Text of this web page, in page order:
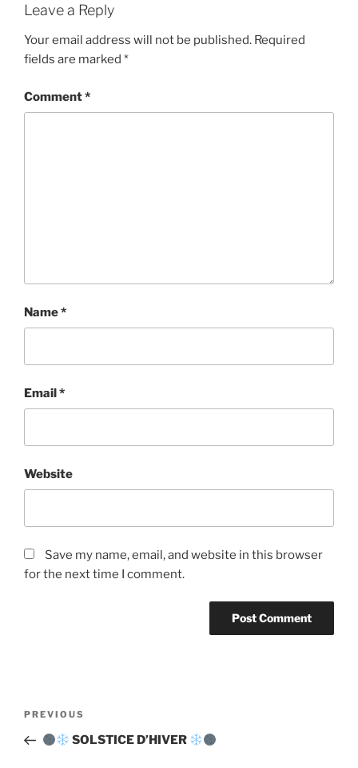
Leave a Reply
Your email address will not be published. Required
fields are marked *
Comment*
Name*
Email*
Website
Save my name, email, and website in this browser
for the next time I comment.
Previous
Post
PREVIOUS
SOLSTICE D’HIVER